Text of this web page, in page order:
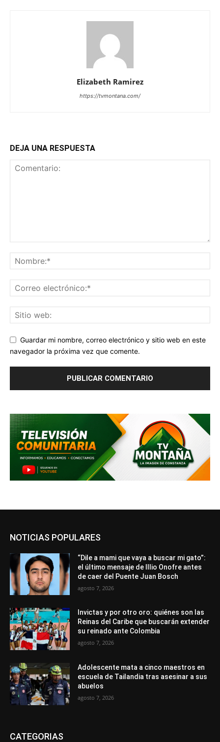
Elizabeth Ramirez
https://tvmontana.com/
DEJA UNA RESPUESTA
Guardar mi nombre, correo electrónico y sitio web en este
navegador la próxima vez que comente.
NOTICIAS POPULARES
“Dile a mami que vaya a buscar mi gato”:
el último mensaje de Illio Onofre antes
de caer del Puente Juan Bosch
agosto 7, 2026
Invictas y por otro oro: quiénes son las
Reinas del Caribe que buscarán extender
su reinado ante Colombia
agosto 7, 2026
Adolescente mata a cinco maestros en
escuela de Tailandia tras asesinar a sus
abuelos
agosto 7, 2026
CATEGORIAS